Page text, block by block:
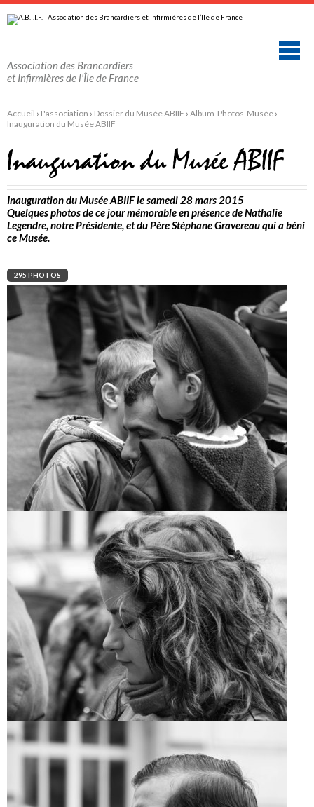
au
contenu.
navigation
personnels
Association des Brancardiers
et Infirmières de l'Île de France
Accueil › L'association › Dossier du Musée ABIIF › Album-Photos-Musée ›
Inauguration du Musée ABIIF
Inauguration du Musée ABIIF
Inauguration du Musée ABIIF le samedi 28 mars 2015
Quelques photos de ce jour mémorable en présence de Nathalie
Legendre, notre Présidente, et du Père Stéphane Gravereau qui a béni
ce Musée.
295 PHOTOS